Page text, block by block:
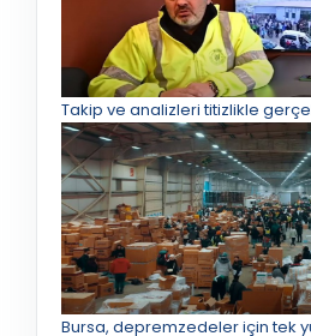
Takip ve analizleri titizlikle
Bursa, depremzedeler için tek